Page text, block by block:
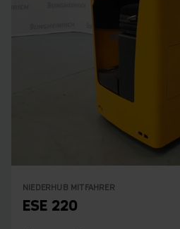
NIEDERHUB MITFAHRER
ESE 220